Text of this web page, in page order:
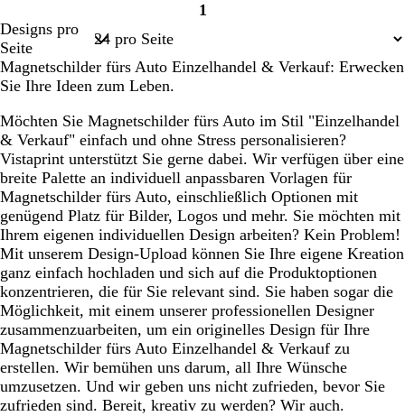
Seite
1
Designs pro
Seite
Magnetschilder fürs Auto Einzelhandel & Verkauf: Erwecken
Sie Ihre Ideen zum Leben.
Möchten Sie Magnetschilder fürs Auto im Stil "Einzelhandel
& Verkauf" einfach und ohne Stress personalisieren?
Vistaprint unterstützt Sie gerne dabei. Wir verfügen über eine
breite Palette an individuell anpassbaren Vorlagen für
Magnetschilder fürs Auto, einschließlich Optionen mit
genügend Platz für Bilder, Logos und mehr. Sie möchten mit
Ihrem eigenen individuellen Design arbeiten? Kein Problem!
Mit unserem Design-Upload können Sie Ihre eigene Kreation
ganz einfach hochladen und sich auf die Produktoptionen
konzentrieren, die für Sie relevant sind. Sie haben sogar die
Möglichkeit, mit einem unserer professionellen Designer
zusammenzuarbeiten, um ein originelles Design für Ihre
Magnetschilder fürs Auto Einzelhandel & Verkauf zu
erstellen. Wir bemühen uns darum, all Ihre Wünsche
umzusetzen. Und wir geben uns nicht zufrieden, bevor Sie
zufrieden sind. Bereit, kreativ zu werden? Wir auch.